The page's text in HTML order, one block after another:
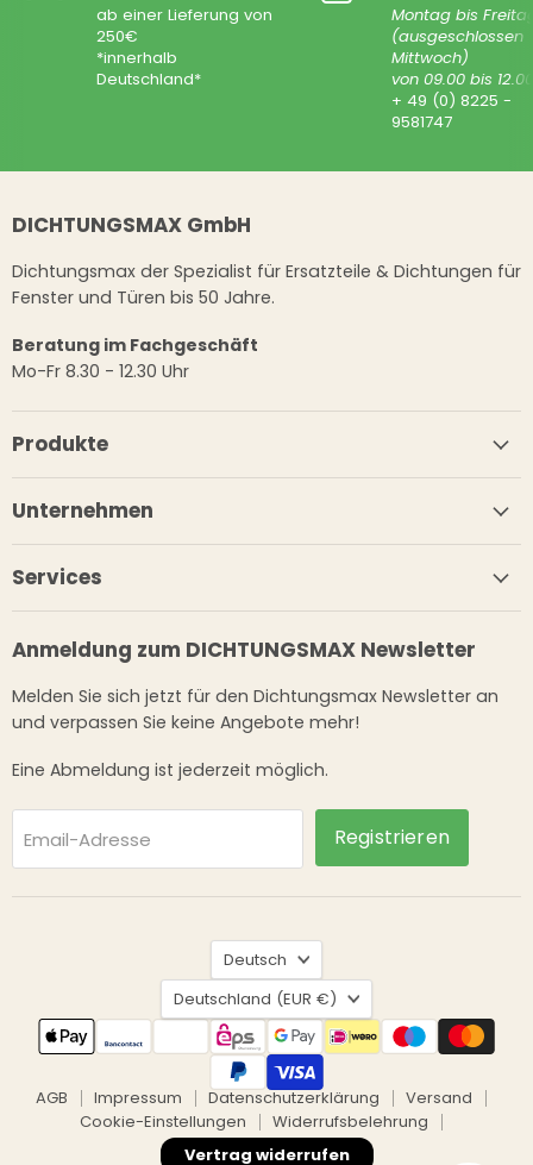
ab einer Lieferung von
250€
*innerhalb
Deutschland*
Montag bis
(ausgeschlossen
Mittwoch)
von 09.00 bis
+ 49 (0) 8225 -
9581747
DICHTUNGSMAX GmbH
Dichtungsmax der Spezialist für Ersatzteile & Dichtungen für
Fenster und Türen bis 50 Jahre.
Beratung im Fachgeschäft
Mo-Fr 8.30 - 12.30 Uhr
Produkte
Unternehmen
Services
Anmeldung zum DICHTUNGSMAX Newsletter
Melden Sie sich jetzt für den Dichtungsmax Newsletter an
und verpassen Sie keine Angebote mehr!
Eine Abmeldung ist jederzeit möglich.
Email-Adresse Registrieren
Sprache
Deutsch
Land
Deutschland (EUR €)
AGB Impressum Datenschutzerklärung
Versand
Cookie-Einstellungen
Widerrufsbelehrung
Vertrag widerrufen